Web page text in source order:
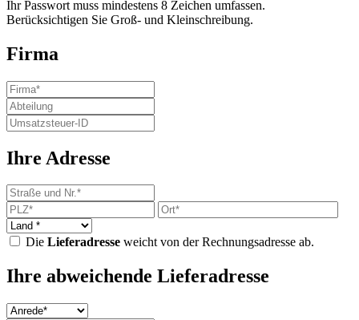
Ihr Passwort muss mindestens 8 Zeichen umfassen.
Berücksichtigen Sie Groß- und Kleinschreibung.
Firma
Ihre Adresse
Die Lieferadresse weicht von der Rechnungsadresse ab.
Ihre abweichende Lieferadresse